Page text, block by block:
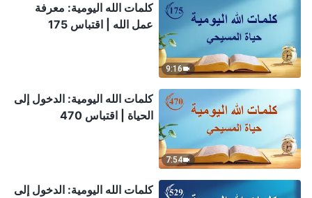
9:16
كلمات الله اليومية: معرفة
عمل الله | اقتباس 175
7:54
كلمات الله اليومية: الدخول إلى
الحياة | اقتباس 470
كلمات الله اليومية: الدخول إلى